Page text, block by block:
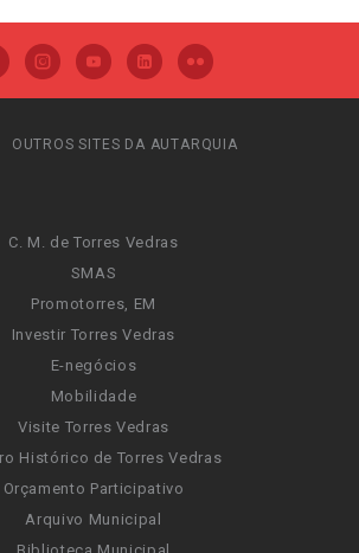
OUTROS SITES DA AUTARQUIA
C. M. de Torres Vedras
SMAS
Promotorres, EM
Investir Torres Vedras
E-negócios
Mobilidade
Visite Torres Vedras
Histórico de Torres Vedras
Orçamento Participativo
Arquivo Municipal